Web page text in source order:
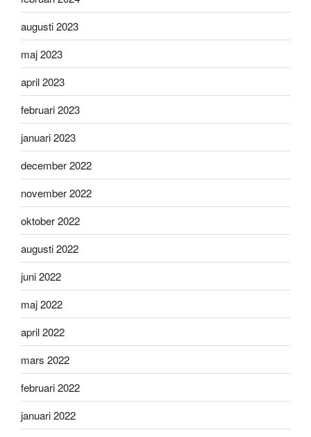
augusti 2023
maj 2023
april 2023
februari 2023
januari 2023
december 2022
november 2022
oktober 2022
augusti 2022
juni 2022
maj 2022
april 2022
mars 2022
februari 2022
januari 2022